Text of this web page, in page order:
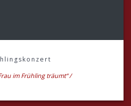
im Frühling träumt“ /